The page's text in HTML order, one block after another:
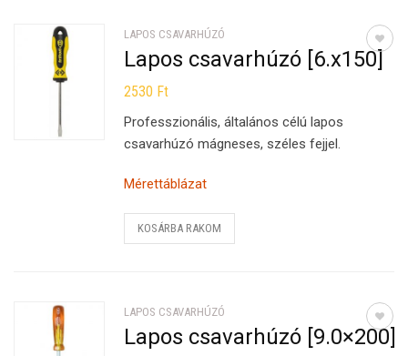
LAPOS CSAVARHÚZÓ
Lapos csavarhúzó [6.x150]
2530 Ft
Professzionális, általános célú lapos
csavarhúzó mágneses, széles fejjel.
Mérettáblázat
KOSÁRBA RAKOM
LAPOS CSAVARHÚZÓ
Lapos csavarhúzó [9.0×200]